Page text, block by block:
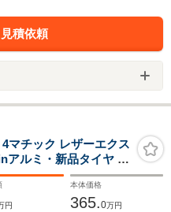
積依頼
チック レザーエクス
ルミ・新品タイヤ マ
円
本体価格
365.0万円